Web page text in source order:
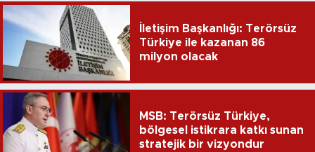
İletişim Başkanlığı: Terörsüz
Türkiye ile kazanan 86
milyon olacak
MSB: Terörsüz Türkiye,
bölgesel istikrara katkı sunan
stratejik bir vizyondur